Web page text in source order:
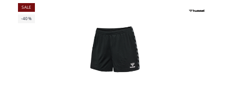
SALE
-40%